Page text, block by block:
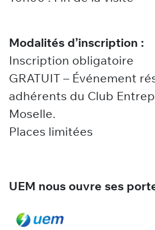
Modalités d’inscription :
Inscription obligatoire
GRATUIT – Événement
adhérents du Club
Moselle.
Places limitées
UEM nous ouvre ses